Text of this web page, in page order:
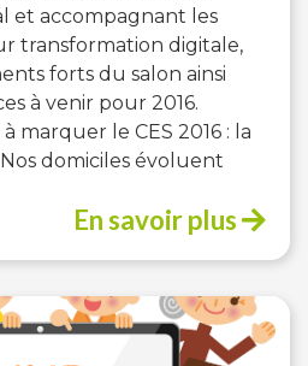
et accompagnant les
transformation digitale,
forts du salon ainsi
à venir pour 2016.
marquer le CES 2016 : la
domiciles évoluent
En savoir plus